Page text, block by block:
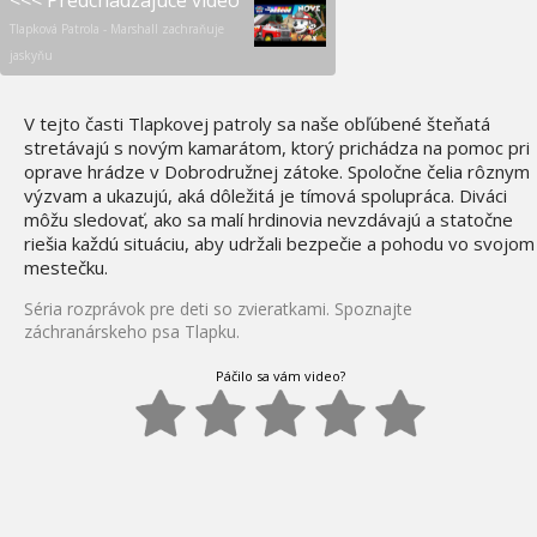
Tlapková Patrola - Marshall zachraňuje
jaskyňu
V tejto časti Tlapkovej patroly sa naše obľúbené šteňatá
stretávajú s novým kamarátom, ktorý prichádza na pomoc pri
oprave hrádze v Dobrodružnej zátoke. Spoločne čelia rôznym
výzvam a ukazujú, aká dôležitá je tímová spolupráca. Diváci
môžu sledovať, ako sa malí hrdinovia nevzdávajú a statočne
riešia každú situáciu, aby udržali bezpečie a pohodu vo svojom
mestečku.
Séria rozprávok pre deti so zvieratkami. Spoznajte
záchranárskeho psa Tlapku.
Páčilo sa vám video?